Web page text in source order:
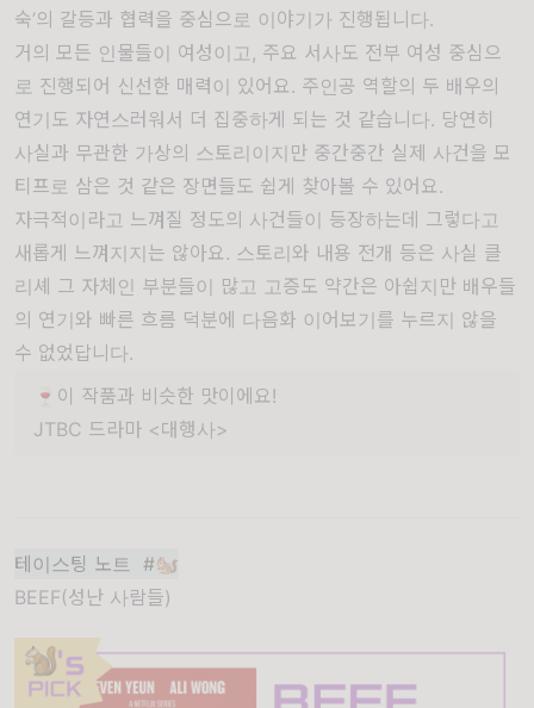
숙’의 갈등과 협력을 중심으로 이야기가 진행됩니다.
거의 모든 인물들이 여성이고, 주요 서사도 전부 여성 중심으
로 진행되어 신선한 매력이 있어요. 주인공 역할의 두 배우의
연기도 자연스러워서 더 집중하게 되는 것 같습니다. 당연히
사실과 무관한 가상의 스토리이지만 중간중간 실제 사건을 모
티프로 삼은 것 같은 장면들도 쉽게 찾아볼 수 있어요.
자극적이라고 느껴질 정도의 사건들이 등장하는데 그렇다고
새롭게 느껴지지는 않아요. 스토리와 내용 전개 등은 사실 클
리셰 그 자체인 부분들이 많고 고증도 약간은 아쉽지만 배우들
의 연기와 빠른 흐름 덕분에 다음화 이어보기를 누르지 않을
수 없었답니다.
🍷이 작품과 비슷한 맛이에요!
JTBC 드라마 <대행사>
테이스팅 노트 #🐿
BEEF(성난 사람들)